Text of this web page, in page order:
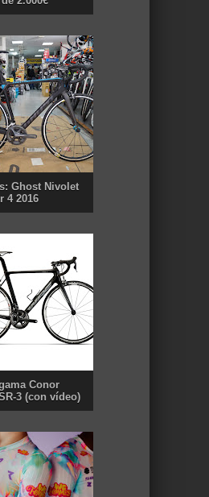
Ghost Nivolet
4 2016
Conor
3 (con vídeo)